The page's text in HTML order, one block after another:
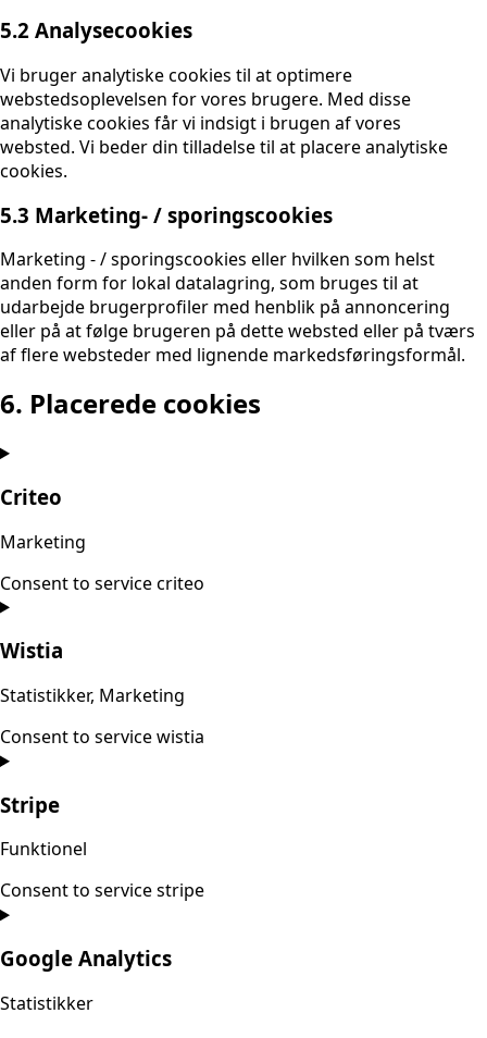
5.2 Analysecookies
Vi bruger analytiske cookies til at optimere
webstedsoplevelsen for vores brugere. Med disse
analytiske cookies får vi indsigt i brugen af ​​vores
websted. Vi beder din tilladelse til at placere analytiske
cookies.
5.3 Marketing- / sporingscookies
Marketing - / sporingscookies eller hvilken som helst
anden form for lokal datalagring, som bruges til at
udarbejde brugerprofiler med henblik på annoncering
eller på at følge brugeren på dette websted eller på tværs
af flere websteder med lignende markedsføringsformål.
6. Placerede cookies
Criteo
Marketing
Consent to service criteo
Wistia
Statistikker, Marketing
Consent to service wistia
Stripe
Funktionel
Consent to service stripe
Google Analytics
Statistikker